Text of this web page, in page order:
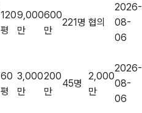
120
평
9,000
만
600
만
221명 협의
2026-
08-
06
60
평
3,000
만
200
만
45명
2,000
만
2026-
08-
06